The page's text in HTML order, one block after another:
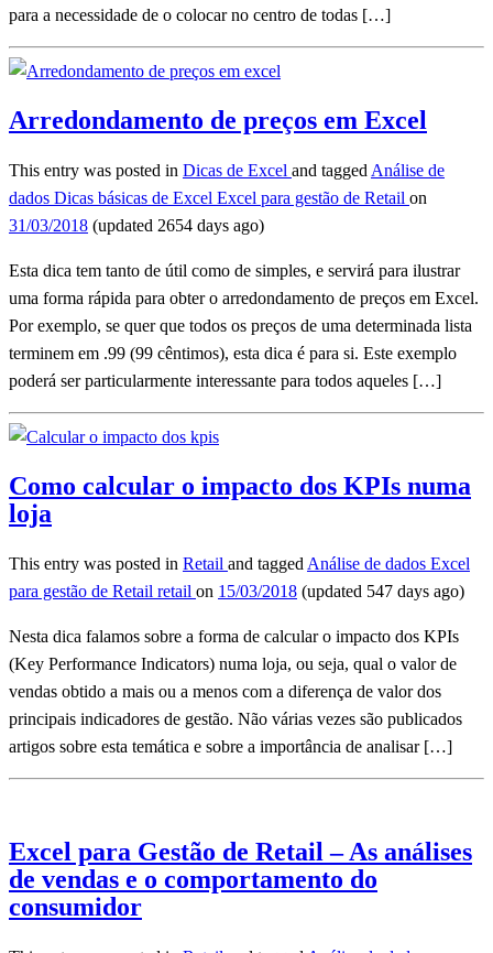
para a necessidade de o colocar no centro de todas […]
Arredondamento de preços em Excel
This entry was posted in Dicas de Excel and tagged Análise de
dados Dicas básicas de Excel Excel para gestão de Retail on
31/03/2018 (updated 2654 days ago)
Esta dica tem tanto de útil como de simples, e servirá para ilustrar
uma forma rápida para obter o arredondamento de preços em Excel.
Por exemplo, se quer que todos os preços de uma determinada lista
terminem em .99 (99 cêntimos), esta dica é para si. Este exemplo
poderá ser particularmente interessante para todos aqueles […]
Como calcular o impacto dos KPIs numa
loja
This entry was posted in Retail and tagged Análise de dados Excel
para gestão de Retail retail on 15/03/2018 (updated 547 days ago)
Nesta dica falamos sobre a forma de calcular o impacto dos KPIs
(Key Performance Indicators) numa loja, ou seja, qual o valor de
vendas obtido a mais ou a menos com a diferença de valor dos
principais indicadores de gestão. Não várias vezes são publicados
artigos sobre esta temática e sobre a importância de analisar […]
Excel para Gestão de Retail – As análises
de vendas e o comportamento do
consumidor